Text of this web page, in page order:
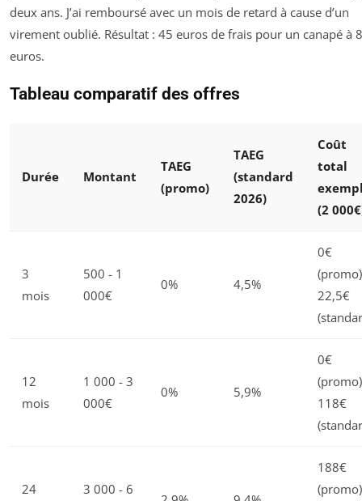
deux ans. J’ai remboursé avec un mois de retard à cause d’un
virement oublié. Résultat : 45 euros de frais pour un canapé à
euros.
Tableau comparatif des offres
Durée Montant
TAEG
(promo)
TAEG
(standard
2026)
Coût
total
(2
3
mois
500 - 1
000€
0% 4,5%
0€
22,5€
12
mois
1 000 - 3
000€
0% 5,9%
0€
118€
24 3 000 - 6
188€